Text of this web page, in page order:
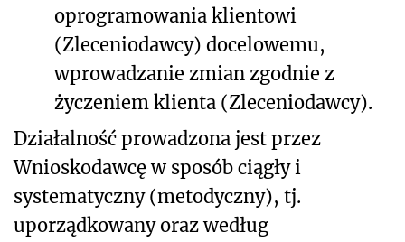
oprogramowania klientowi
(Zleceniodawcy) docelowemu,
wprowadzanie zmian zgodnie z
życzeniem klienta (Zleceniodawcy).
Działalność prowadzona jest przez
Wnioskodawcę w sposób ciągły i
systematyczny (metodyczny), tj.
uporządkowany oraz według